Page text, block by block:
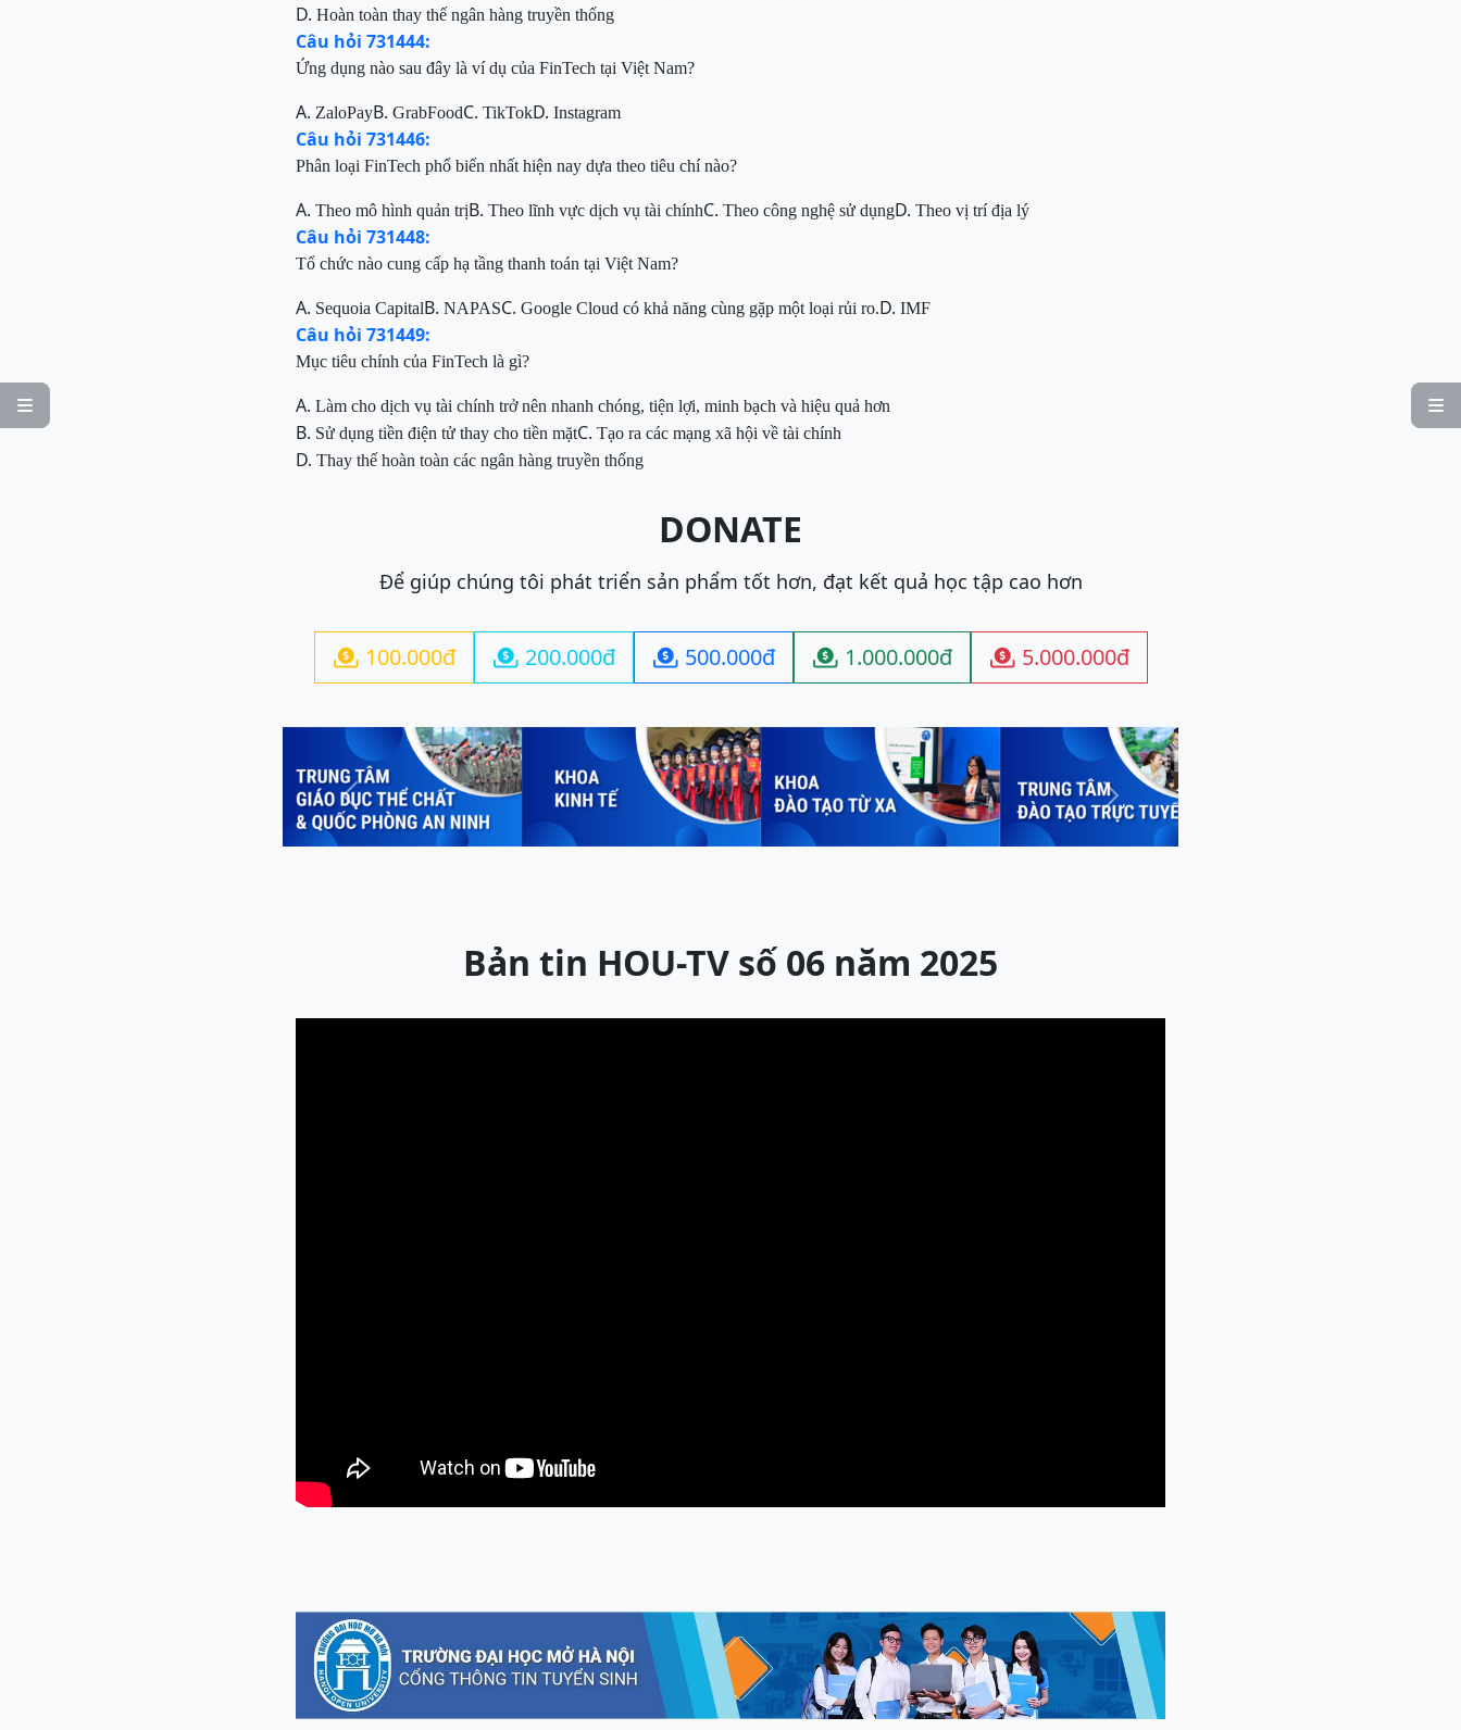


D. Hoàn toàn thay thế ngân hàng truyền thống
Câu hỏi 731444:
Ứng dụng nào sau đây là ví dụ của FinTech tại Việt Nam?
A. ZaloPayB. GrabFoodC. TikTokD. Instagram
Câu hỏi 731446:
Phân loại FinTech phổ biến nhất hiện nay dựa theo tiêu chí nào?
A. Theo mô hình quản trịB. Theo lĩnh vực dịch vụ tài chínhC. Theo công nghệ sử dụngD. Theo vị trí địa lý
Câu hỏi 731448:
Tổ chức nào cung cấp hạ tầng thanh toán tại Việt Nam?
A. Sequoia CapitalB. NAPASC. Google Cloud có khả năng cùng gặp một loại rủi ro.D. IMF
Câu hỏi 731449:
Mục tiêu chính của FinTech là gì?
A. Làm cho dịch vụ tài chính trở nên nhanh chóng, tiện lợi, minh bạch và hiệu quả hơn
B. Sử dụng tiền điện tử thay cho tiền mặtC. Tạo ra các mạng xã hội về tài chính
D. Thay thế hoàn toàn các ngân hàng truyền thống
DONATE
Để giúp chúng tôi phát triển sản phẩm tốt hơn, đạt kết quả học tập cao hơn
 100.000đ  200.000đ  500.000đ  1.000.000đ  5.000.000đ
Previous Next
Bản tin HOU-TV số 06 năm 2025